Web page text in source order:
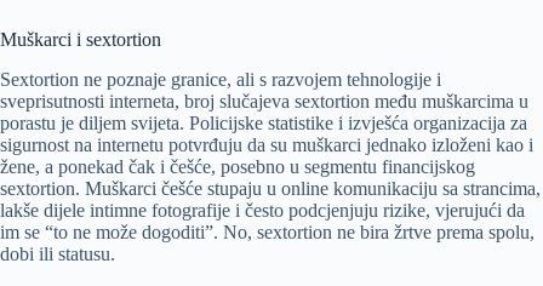
Muškarci i sextortion
Sextortion ne poznaje granice, ali s razvojem tehnologije i
sveprisutnosti interneta, broj slučajeva sextortion među muškarcima u
porastu je diljem svijeta. Policijske statistike i izvješća organizacija za
sigurnost na internetu potvrđuju da su muškarci jednako izloženi kao i
žene, a ponekad čak i češće, posebno u segmentu financijskog
sextortion. Muškarci češće stupaju u online komunikaciju sa strancima,
lakše dijele intimne fotografije i često podcjenjuju rizike, vjerujući da
im se “to ne može dogoditi”. No, sextortion ne bira žrtve prema spolu,
dobi ili statusu.